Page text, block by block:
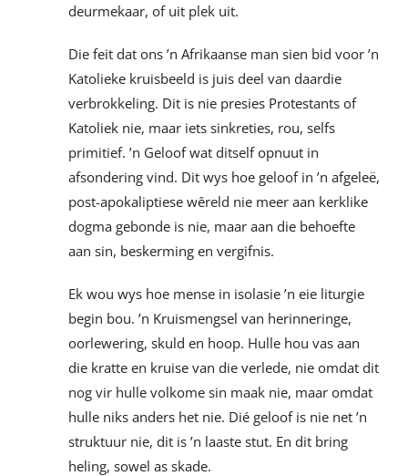
deurmekaar, of uit plek uit.
Die feit dat ons ’n Afrikaanse man sien bid voor ’n
Katolieke kruisbeeld is juis deel van daardie
verbrokkeling. Dit is nie presies Protestants of
Katoliek nie, maar iets sinkreties, rou, selfs
primitief. ’n Geloof wat ditself opnuut in
afsondering vind. Dit wys hoe geloof in ’n afgeleë,
post-apokaliptiese wêreld nie meer aan kerklike
dogma gebonde is nie, maar aan die behoefte
aan sin, beskerming en vergifnis.
Ek wou wys hoe mense in isolasie ’n eie liturgie
begin bou. ’n Kruismengsel van herinneringe,
oorlewering, skuld en hoop. Hulle hou vas aan
die kratte en kruise van die verlede, nie omdat dit
nog vir hulle volkome sin maak nie, maar omdat
hulle niks anders het nie. Dié geloof is nie net ’n
struktuur nie, dit is ’n laaste stut. En dit bring
heling, sowel as skade.